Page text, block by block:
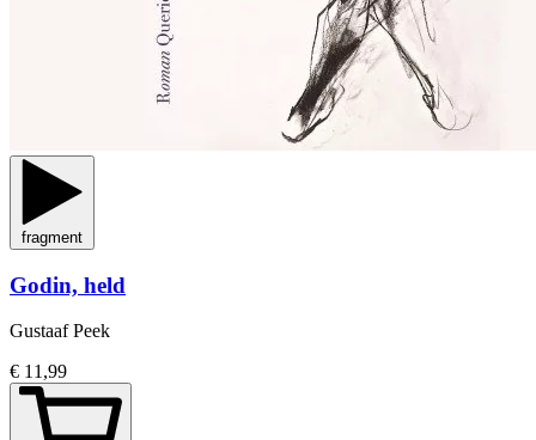
fragment
Godin, held
Gustaaf Peek
€ 11,99